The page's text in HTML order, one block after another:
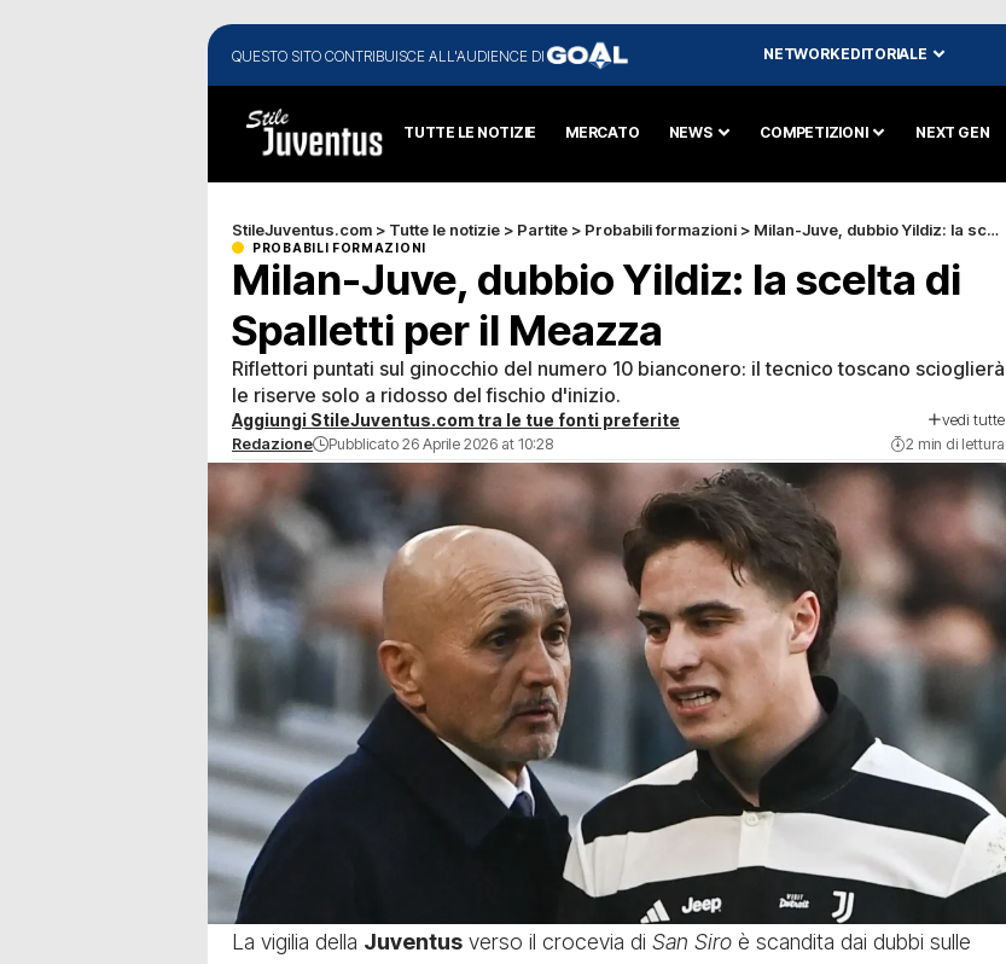
QUESTO SITO CONTRIBUISCE ALL'AUDIENCE DI NETWORK EDITORIALE
TUTTE LE NOTIZIE MERCATO NEWS COMPETIZIONI NEXT GEN
StileJuventus.com > Tutte le notizie > Partite > Probabili formazioni > Milan-Juve, dubbio Yildiz: la scelta di Spalletti per il Meazza
PROBABILI FORMAZIONI
Milan-Juve, dubbio Yildiz: la scelta di
Spalletti per il Meazza
Riflettori puntati sul ginocchio del numero 10 bianconero: il tecnico toscano scioglierà
le riserve solo a ridosso del fischio d'inizio.
Aggiungi StileJuventus.com tra le tue fonti preferite vedi tutte
Redazione Pubblicato 26 Aprile 2026 at 10:28 2 min di lettura
La vigilia della Juventus verso il crocevia di San Siro è scandita dai dubbi sulle